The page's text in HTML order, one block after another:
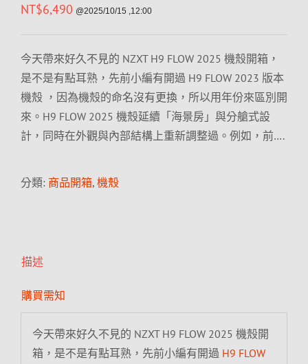
NT$6,490 @2025/10/15 ,12:00
今天帶來好久不見的 NZXT H9 FLOW 2025 機殼開箱，
是不是有點耳熟，先前小編有開過 H9 FLOW 2023 版本
機殼 ，因為機殼的命名沒有更換，所以用年份來區別開
來。H9 FLOW 2025 機殼延續「海景房」與分艙式設
計，同時在外觀與內部結構上重新調整過。例如，前….
分類: 商品開箱, 機殼
描述
購買需知
今天帶來好久不見的 NZXT H9 FLOW 2025 機殼開
箱，是不是有點耳熟，先前小編有開過 H9 FLOW